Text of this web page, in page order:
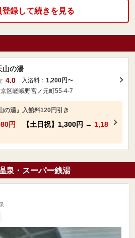
録して続きを見る
山の湯
4.0
入浴料： 1,200円〜
区嵯峨野宮ノ元町55-4-7
の湯』入館料120円引き
円 【土日祝】 1,300円 → 1,18
泉・スーパー銭湯